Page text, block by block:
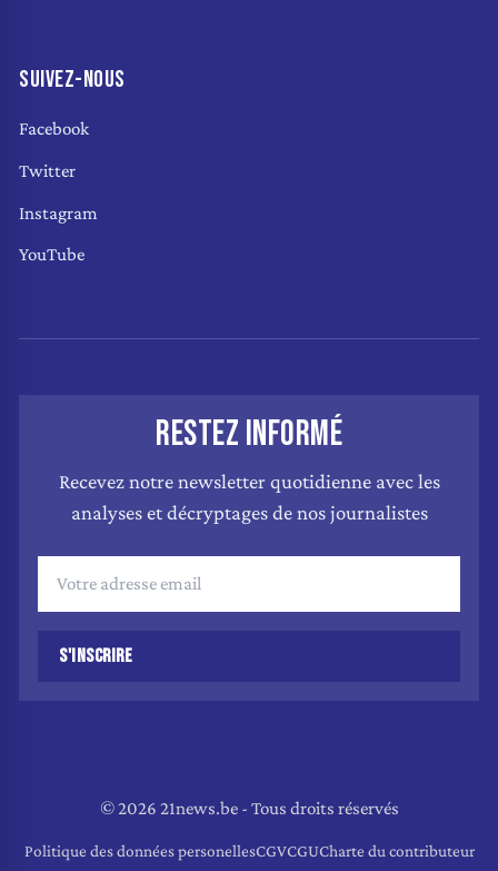
SUIVEZ-NOUS
Facebook
Twitter
Instagram
YouTube
RESTEZ INFORMÉ
Recevez notre newsletter quotidienne avec les
analyses et décryptages de nos journalistes
S'INSCRIRE
© 2026 21news.be - Tous droits réservés
Politique des données personellesCGVCGUCharte du contributeur